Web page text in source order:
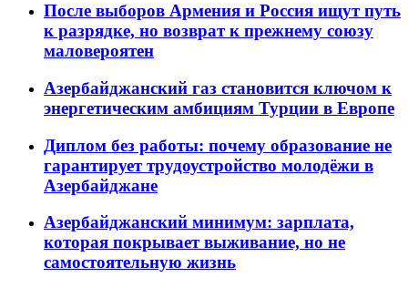
После выборов Армения и Россия ищут путь
к разрядке, но возврат к прежнему союзу
маловероятен
Азербайджанский газ становится ключом к
энергетическим амбициям Турции в Европе
Диплом без работы: почему образование не
гарантирует трудоустройство молодёжи в
Азербайджане
Азербайджанский минимум: зарплата,
которая покрывает выживание, но не
самостоятельную жизнь